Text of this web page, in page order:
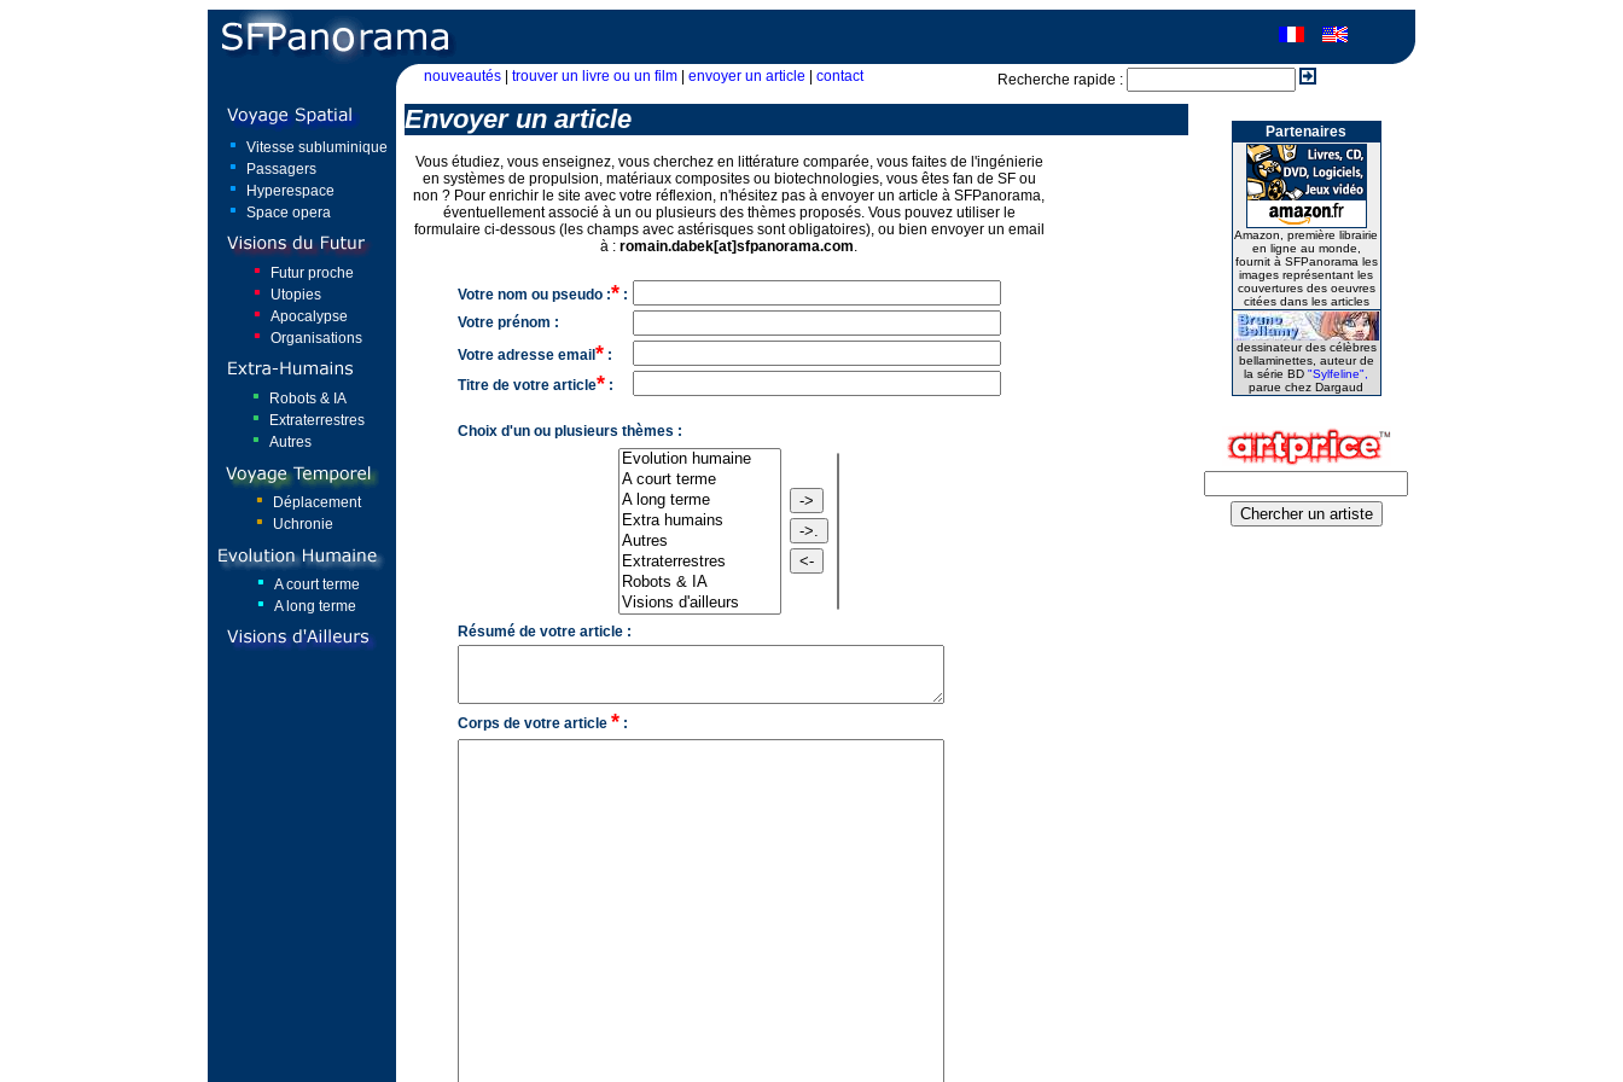
nouveautés trouver un livre ou un film envoyer un article contact Recherche rapide :
Vitesse subluminique
Passagers
Hyperespace
Space opera
Futur proche
Utopies
Apocalypse
Organisations
Robots & IA
Extraterrestres
Autres
Déplacement
Uchronie
A court terme
A long terme
Envoyer un article
Vous étudiez, vous enseignez, vous cherchez en littérature comparée, vous faites de l'ingénierie
en systèmes de propulsion, matériaux composites ou biotechnologies, vous êtes fan de SF ou
non ? Pour enrichir le site avec votre réflexion, n'hésitez pas à envoyer un article à SFPanorama,
éventuellement associé à un ou plusieurs des thèmes proposés. Vous pouvez utiliser le
formulaire ci-dessous (les champs avec astérisques sont obligatoires), ou bien envoyer un email
à : romain.dabek[at]sfpanorama.com.
Votre nom ou pseudo :*:
Votre prénom :
Votre adresse email*:
Titre de votre article*:
Choix d'un ou plusieurs thèmes :
Résumé de votre article :
Corps de votre article *:
Partenaires
Amazon, première librairie
en ligne au monde,
fournit à SFPanorama les
images représentant les
couvertures des oeuvres
citées dans les articles
dessinateur des célèbres
bellaminettes, auteur de
la série BD "Sylfeline",
parue chez Dargaud